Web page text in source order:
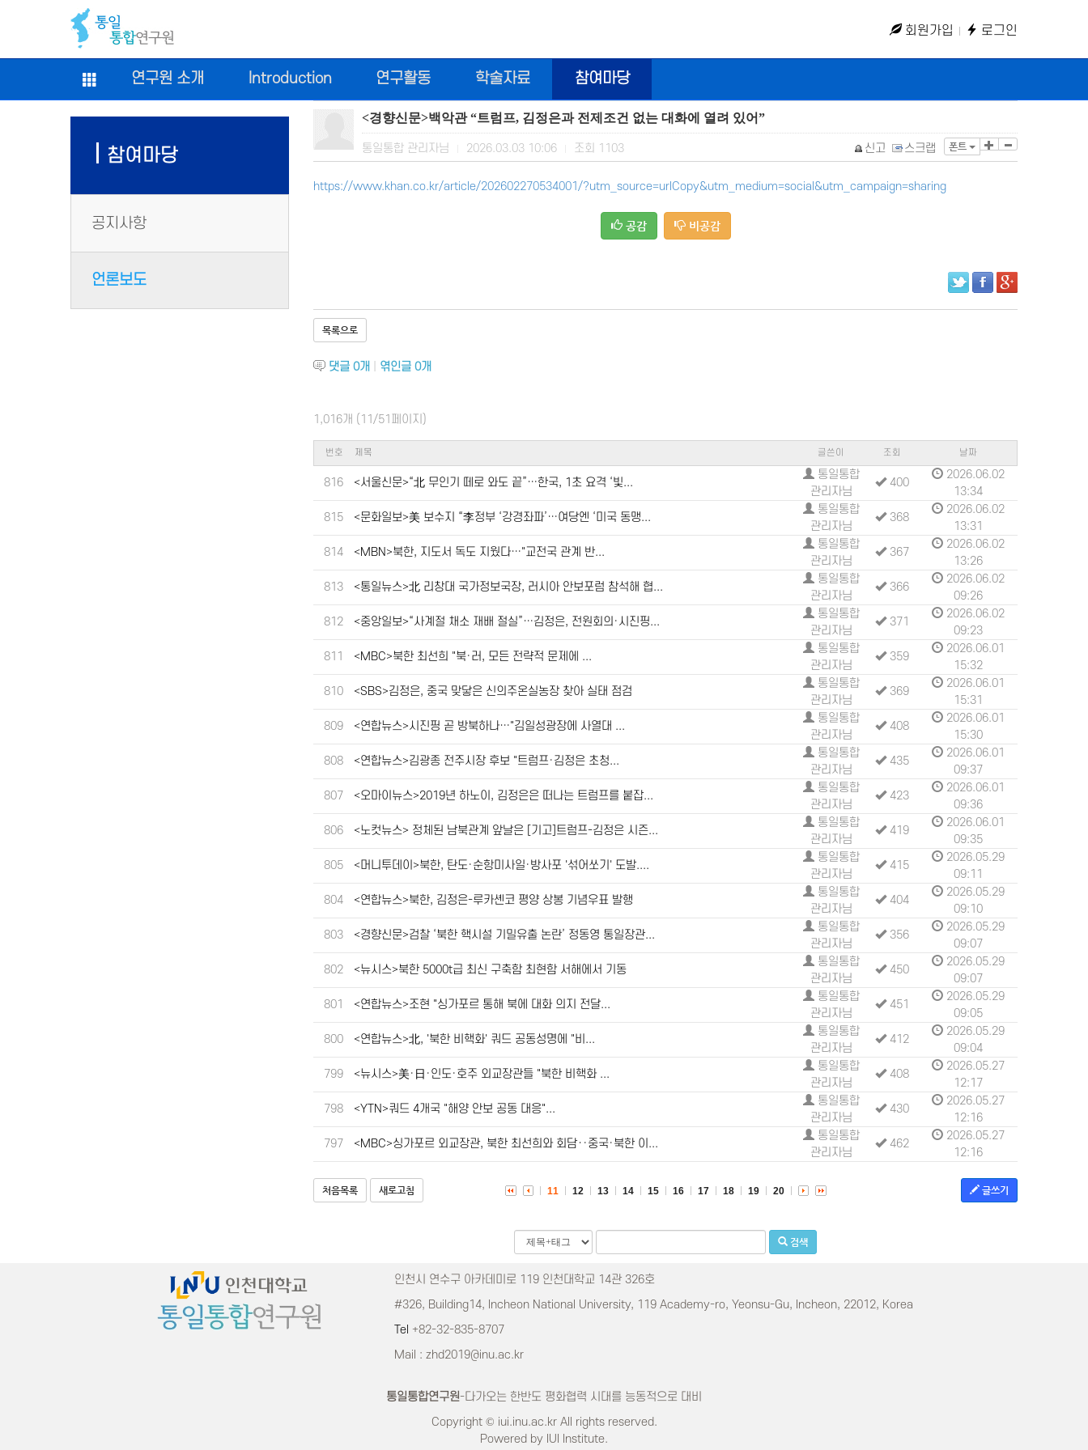
회원가입 로그인
연구원 소개 Introduction 연구활동 학술자료 참여마당
참여마당
공지사항
언론보도
<경향신문>백악관 “트럼프, 김정은과 전제조건 없는 대화에 열려 있어”
통일통합 관리자님 2026.03.03 10:06 조회 1103 폰트
신고 스크랩
https://www.khan.co.kr/article/202602270534001/?utm_source=urlCopy&utm_medium=social&utm_campaign=sharing
공감 비공감
목록으로
댓글 0개 엮인글 0개
1,016개 (11/51페이지)
번호 제목 글쓴이 조회 날짜
816 <서울신문>“北 무인기 떼로 와도 끝”…한국, 1초 요격 ‘빛...
통일통합
관리자님
400
2026.06.02
13:34
815
<문화일보>美 보수지 “李정부 ‘강경좌파’…여당엔 ‘미국 동맹...
통일통합
관리자님
368
2026.06.02
13:31
814
<MBN>북한, 지도서 독도 지웠다…"교전국 관계 반...
통일통합
관리자님
367
2026.06.02
13:26
813
<통일뉴스>北 리창대 국가정보국장, 러시아 안보포럼 참석해 협...
통일통합
관리자님
366
2026.06.02
09:26
812
<중앙일보>“사계절 채소 재배 절실”…김정은, 전원회의·시진핑...
통일통합
관리자님
371
2026.06.02
09:23
811
<MBC>북한 최선희 "북·러, 모든 전략적 문제에 ...
통일통합
관리자님
359
2026.06.01
15:32
810
<SBS>김정은, 중국 맞닿은 신의주온실농장 찾아 실태 점검
통일통합
관리자님
369
2026.06.01
15:31
809
<연합뉴스>시진핑 곧 방북하나…"김일성광장에 사열대 ...
통일통합
관리자님
408
2026.06.01
15:30
808
<연합뉴스>김광종 전주시장 후보 "트럼프·김정은 초청...
통일통합
관리자님
435
2026.06.01
09:37
807
<오마이뉴스>2019년 하노이, 김정은은 떠나는 트럼프를 붙잡...
통일통합
관리자님
423
2026.06.01
09:36
806
<노컷뉴스> 정체된 남북관계 앞날은 [기고]트럼프-김정은 시즌...
통일통합
관리자님
419
2026.06.01
09:35
805
<머니투데이>북한, 탄도·순항미사일·방사포 '섞어쏘기' 도발....
통일통합
관리자님
415
2026.05.29
09:11
804
<연합뉴스>북한, 김정은-루카셴코 평양 상봉 기념우표 발행
통일통합
관리자님
404
2026.05.29
09:10
803
<경향신문>검찰 ‘북한 핵시설 기밀유출 논란’ 정동영 통일장관...
통일통합
관리자님
356
2026.05.29
09:07
802
<뉴시스>북한 5000t급 최신 구축함 최현함 서해에서 기동
통일통합
관리자님
450
2026.05.29
09:07
801
<연합뉴스>조현 "싱가포르 통해 북에 대화 의지 전달...
통일통합
관리자님
451
2026.05.29
09:05
800
<연합뉴스>北, '북한 비핵화' 쿼드 공동성명에 "비...
통일통합
관리자님
412
2026.05.29
09:04
799
<뉴시스>美·日·인도·호주 외교장관들 "북한 비핵화 ...
통일통합
관리자님
408
2026.05.27
12:17
798
<YTN>쿼드 4개국 "해양 안보 공동 대응"...
통일통합
관리자님
430
2026.05.27
12:16
797
<MBC>싱가포르 외교장관, 북한 최선희와 회담‥중국·북한 이...
통일통합
관리자님
462
2026.05.27
12:16
처음목록 새로고침 글쓰기
11 12 13 14 15 16 17 18 19 20
검색
인천시 연수구 아카데미로 119 인천대학교 14관 326호
#326, Building14, Incheon National University, 119 Academy-ro, Yeonsu-Gu, Incheon, 22012, Korea
Tel +82-32-835-8707
Mail : zhd2019@inu.ac.kr
통일통합연구원-다가오는 한반도 평화협력 시대를 능동적으로 대비
Copyright © iui.inu.ac.kr All rights reserved.
Powered by IUI Institute.